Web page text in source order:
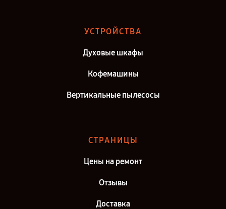
Ремонт кофемашины DeLonghi ESAM 6620 в г. Киров
Ремонт кофемашины DeLonghi ESAM 6620 в г. Санкт-Петербург
УСТРОЙСТВА
Духовые шкафы
Кофемашины
Вертикальные пылесосы
СТРАНИЦЫ
Цены на ремонт
Отзывы
Доставка